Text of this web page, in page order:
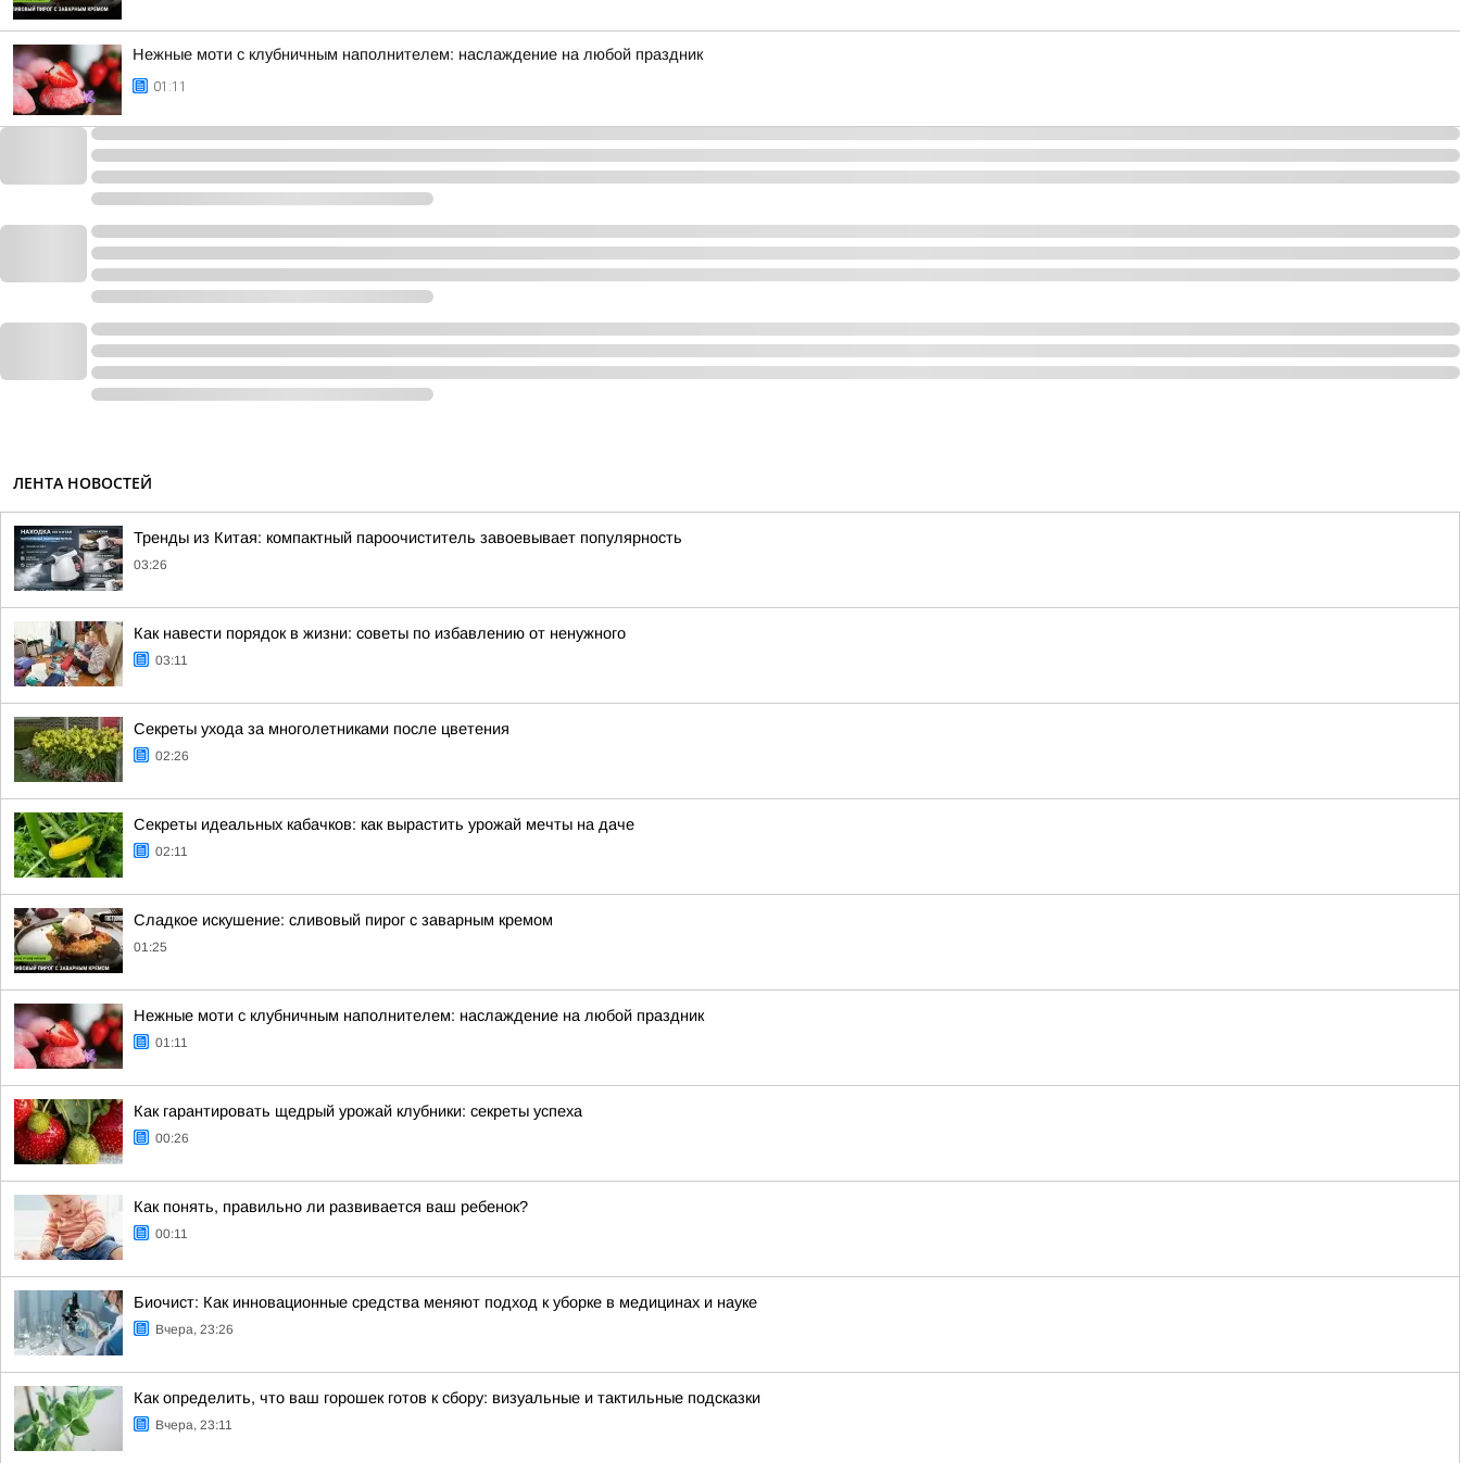
Нежные моти с клубничным наполнителем: наслаждение на любой праздник
01:11
ЛЕНТА НОВОСТЕЙ
Тренды из Китая: компактный пароочиститель завоевывает популярность
03:26
Как навести порядок в жизни: советы по избавлению от ненужного
03:11
Секреты ухода за многолетниками после цветения
02:26
Секреты идеальных кабачков: как вырастить урожай мечты на даче
02:11
Сладкое искушение: сливовый пирог с заварным кремом
01:25
Нежные моти с клубничным наполнителем: наслаждение на любой праздник
01:11
Как гарантировать щедрый урожай клубники: секреты успеха
00:26
Как понять, правильно ли развивается ваш ребенок?
00:11
Биочист: Как инновационные средства меняют подход к уборке в медицинах и науке
Вчера, 23:26
Как определить, что ваш горошек готов к сбору: визуальные и тактильные подсказки
Вчера, 23:11